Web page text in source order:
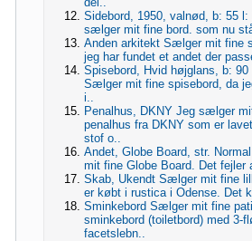
Sidebord, 1950, valnød, b: 55 l:
sælger mit fine bord. som nu
Anden arkitekt Sælger mit fine
jeg har fundet et andet der
Spisebord, Hvid højglans, b: 90
Sælger mit fine spisebord, da
i..
Penalhus, DKNY Jeg sælger
penalhus fra DKNY som er
stof o..
Andet, Globe Board, str.
mit fine Globe Board. Det fejler
Skab, Ukendt Sælger mit fine
er købt i rustica i Odense. Det
Sminkebord Sælger mit fine
sminkebord (toiletbord) med 3-
facetslebn..